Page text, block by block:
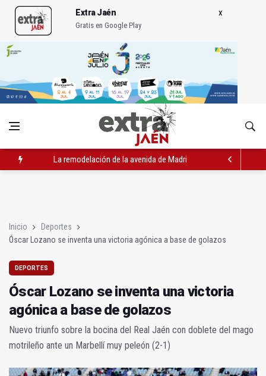
Extra Jaén
Gratis en Google Play
La remodelación de la avenida de Madrid contará con 3,2
Inicio
Deportes
Óscar Lozano se inventa una victoria agónica a base de golazos
DEPORTES
Óscar Lozano se inventa una victoria
agónica a base de golazos
Nuevo triunfo sobre la bocina del Real Jaén con doblete del mago
motrileño ante un Marbellí muy peleón (2-1)